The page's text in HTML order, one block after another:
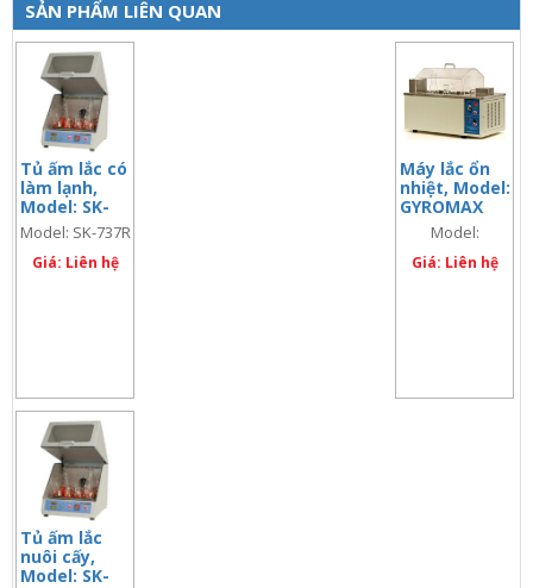
SẢN PHẨM LIÊN QUAN
Tủ ấm lắc có
làm lạnh,
Model: SK-
737R
Model: SK-737R
Giá: Liên hệ
Máy lắc ổn
nhiệt, Model:
GYROMAX
939XLModel:
GYROMAX
Giá: Liên hệ
Tủ ấm lắc
nuôi cấy,
Model: SK-